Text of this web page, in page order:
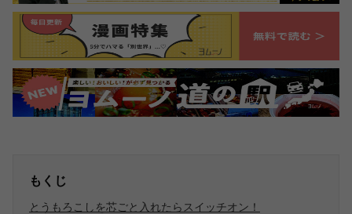
もくじ
とうもろこしを芯ごと入れたらスイッチオン！